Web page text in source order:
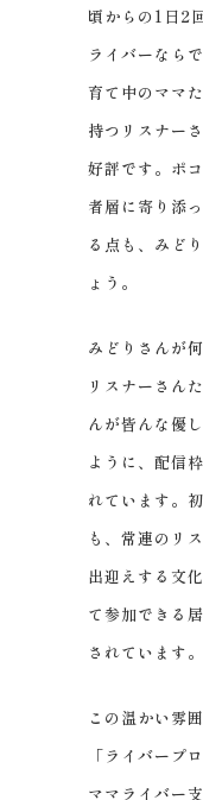
頃からの1日2
ライバーなら
育て中のママ
持つリスナー
好評です。ポ
者層に寄り添
る点も、みど
ょう。
みどりさんが
リスナーさん
んが皆んな優
ように、配信
れています。
も、常連のリ
出迎えする文
て参加できる
されています。
この温かい雰
「ライバープ
ママライバー